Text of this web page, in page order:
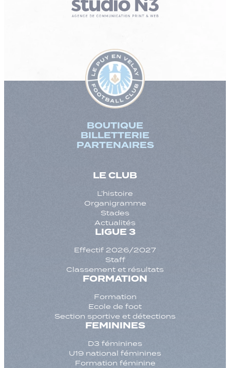
BOUTIQUE
BILLETTERIE
PARTENAIRES
LE CLUB
L’histoire
Organigramme
Stades
Actualités
LIGUE 3
Effectif 2026/2027
Staff
Classement et résultats
FORMATION
Formation
Ecole de foot
Section sportive et détections
FEMININES
D3 féminines
U19 national féminines
Formation féminine